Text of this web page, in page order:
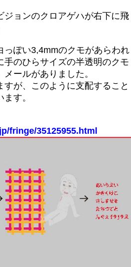
ジョンのクロアゲハが右下に飛
っぽい3,4mmのクモがあらわれ
手のひらサイズの半透明のクモ
ールがありました。
すが、このように支配すること
す。
fringe/35125955.html